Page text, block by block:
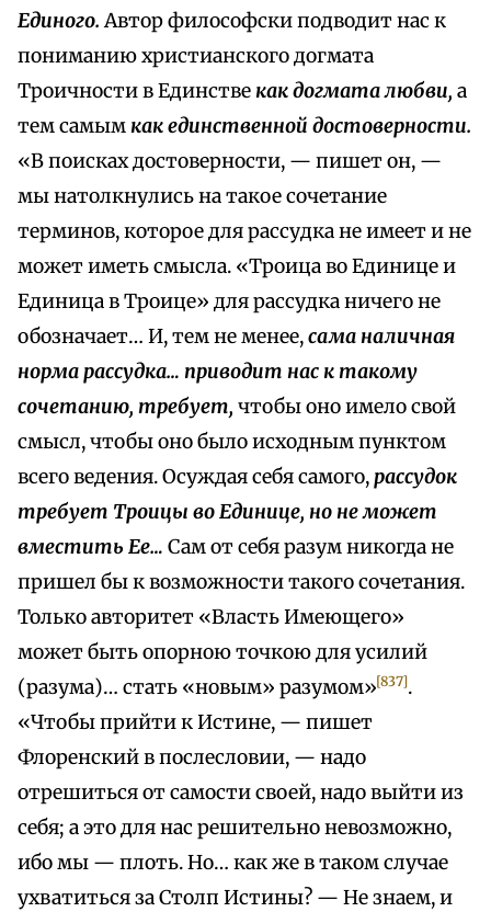
Единого.Автор философски подводит нас к
пониманию христианского догмата
Троичности в Единствекак догмата любви, а
тем самымкак единственной достоверности.
«В поисках достоверности, — пишет он, —
мы натолкнулись на такое сочетание
терминов, которое для рассудка не имеет и не
может иметь смысла. «Троица во Единице и
Единица в Троице» для рассудка ничего не
обозначает… И, тем не менее,сама наличная
норма рассудка… приводит нас к такому
сочетанию, требует, чтобы оно имело свой
смысл, чтобы оно было исходным пунктом
всего ведения. Осуждая себя самого,рассудок
требует Троицы во Единице, но не может
вместить Ее… Сам от себя разум никогда не
пришел бы к возможности такого сочетания.
Только авторитет «Власть Имеющего»
может быть опорною точкою для усилий
(разума)… стать «новым» разумом»[837].
«Чтобы прийти к Истине, — пишет
Флоренский в послесловии, — надо
отрешиться от самости своей, надо выйти из
себя; а это для нас решительно невозможно,
ибо мы — плоть. Но… как же в таком случае
ухватиться за Столп Истины? — Не знаем, и